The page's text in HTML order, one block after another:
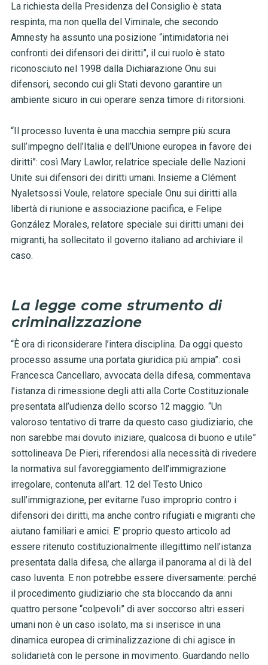
La richiesta della Presidenza del Consiglio è stata
respinta, ma non quella del Viminale, che secondo
Amnesty ha assunto una posizione “intimidatoria nei
confronti dei difensori dei diritti”, il cui ruolo è stato
riconosciuto nel 1998 dalla Dichiarazione Onu sui
difensori, secondo cui gli Stati devono garantire un
ambiente sicuro in cui operare senza timore di ritorsioni.
“Il processo Iuventa è una macchia sempre più scura
sull’impegno dell’Italia e dell’Unione europea in favore dei
diritti”: così Mary Lawlor, relatrice speciale delle Nazioni
Unite sui difensori dei diritti umani. Insieme a Clément
Nyaletsossi Voule, relatore speciale Onu sui diritti alla
libertà di riunione e associazione pacifica, e Felipe
González Morales, relatore speciale sui diritti umani dei
migranti, ha sollecitato il governo italiano ad archiviare il
caso.
La legge come strumento di
criminalizzazione
“È ora di riconsiderare l’intera disciplina. Da oggi questo
processo assume una portata giuridica più ampia”: così
Francesca Cancellaro, avvocata della difesa, commentava
l’istanza di rimessione degli atti alla Corte Costituzionale
presentata all’udienza dello scorso 12 maggio. “Un
valoroso tentativo di trarre da questo caso giudiziario, che
non sarebbe mai dovuto iniziare, qualcosa di buono e utile”
sottolineava De Pieri, riferendosi alla necessità di rivedere
la normativa sul favoreggiamento dell’immigrazione
irregolare, contenuta all’art. 12 del Testo Unico
sull’immigrazione, per evitarne l’uso improprio contro i
difensori dei diritti, ma anche contro rifugiati e migranti che
aiutano familiari e amici. E’ proprio questo articolo ad
essere ritenuto costituzionalmente illegittimo nell’istanza
presentata dalla difesa, che allarga il panorama al di là del
caso Iuventa. E non potrebbe essere diversamente: perché
il procedimento giudiziario che sta bloccando da anni
quattro persone “colpevoli” di aver soccorso altri esseri
umani non è un caso isolato, ma si inserisce in una
dinamica europea di criminalizzazione di chi agisce in
solidarietà con le persone in movimento. Guardando nello